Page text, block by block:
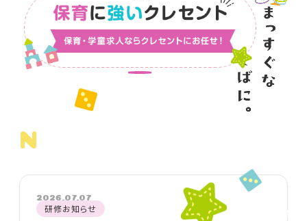
2026.07.07
研修お知らせ